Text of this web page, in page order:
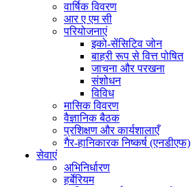
वार्षिक विवरण
आर ए एम सी
परियोजनाएं
इको-सेंसिटिव जोन
बाहरी रूप से वित्त पोषित
जाचना और परखना
संशोधन
विविध
मासिक विवरण
वैज्ञानिक बैठक
प्रशिक्षण और कार्यशालाएँ
गैर-हानिकारक निष्कर्ष (एनडीएफ)
सेवाएं
अभिनिर्धारण
हर्बेरियम